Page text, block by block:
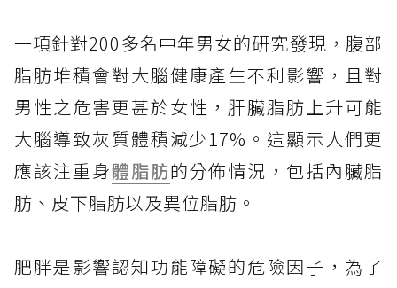
一項針對200多名中年男女的研究發現，腹部
脂肪堆積會對大腦健康產生不利影響，且對
男性之危害更甚於女性，肝臟脂肪上升可能
大腦導致灰質體積減少17%。這顯示人們更
應該注重身體脂肪的分佈情況，包括內臟脂
肪、皮下脂肪以及異位脂肪。
肥胖是影響認知功能障礙的危險因子，為了